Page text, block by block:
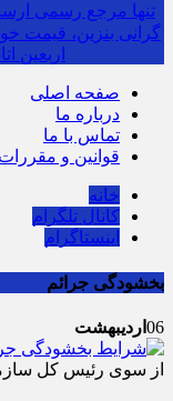
تنها مرجع رسمی
گرانی بنزین، قیمت
اربعین
صفحه اصلی
درباره ما
تماس با ما
قوانین و مقررات
خانه
کانال تلگرام
اینستاگرام
بخشودگی جرائم
06 اردیبهشت
از سوی رئیس‌ کل